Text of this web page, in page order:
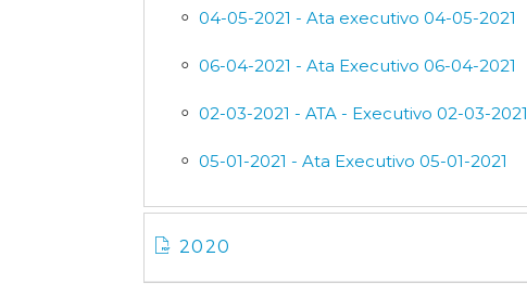
04-05-2021 - Ata executivo 04-05-2021
06-04-2021 - Ata Executivo 06-04-2021
02-03-2021 - ATA - Executivo 02-03-2021
05-01-2021 - Ata Executivo 05-01-2021
2020